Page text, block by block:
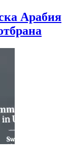
Арабия